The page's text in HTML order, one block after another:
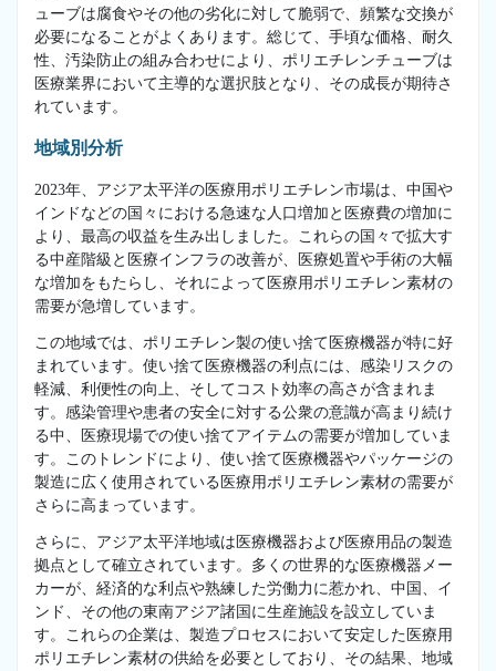
ューブは腐食やその他の劣化に対して脆弱で、頻繁な交換が
必要になることがよくあります。総じて、手頃な価格、耐久
性、汚染防止の組み合わせにより、ポリエチレンチューブは
医療業界において主導的な選択肢となり、その成長が期待さ
れています。
地域別分析
2023年、アジア太平洋の医療用ポリエチレン市場は、中国や
インドなどの国々における急速な人口増加と医療費の増加に
より、最高の収益を生み出しました。これらの国々で拡大す
る中産階級と医療インフラの改善が、医療処置や手術の大幅
な増加をもたらし、それによって医療用ポリエチレン素材の
需要が急増しています。
この地域では、ポリエチレン製の使い捨て医療機器が特に好
まれています。使い捨て医療機器の利点には、感染リスクの
軽減、利便性の向上、そしてコスト効率の高さが含まれま
す。感染管理や患者の安全に対する公衆の意識が高まり続け
る中、医療現場での使い捨てアイテムの需要が増加していま
す。このトレンドにより、使い捨て医療機器やパッケージの
製造に広く使用されている医療用ポリエチレン素材の需要が
さらに高まっています。
さらに、アジア太平洋地域は医療機器および医療用品の製造
拠点として確立されています。多くの世界的な医療機器メー
カーが、経済的な利点や熟練した労働力に惹かれ、中国、イ
ンド、その他の東南アジア諸国に生産施設を設立していま
す。これらの企業は、製造プロセスにおいて安定した医療用
ポリエチレン素材の供給を必要としており、その結果、地域